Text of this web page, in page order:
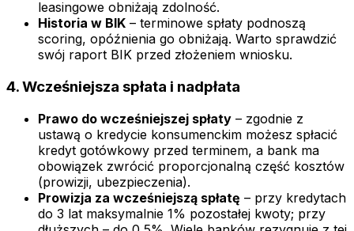
leasingowe obniżają zdolność.
Historia w BIK – terminowe spłaty podnoszą
scoring, opóźnienia go obniżają. Warto sprawdzić
swój raport BIK przed złożeniem wniosku.
4. Wcześniejsza spłata i nadpłata
Prawo do wcześniejszej spłaty – zgodnie z
ustawą o kredycie konsumenckim możesz spłacić
kredyt gotówkowy przed terminem, a bank ma
obowiązek zwrócić proporcjonalną część kosztów
(prowizji, ubezpieczenia).
Prowizja za wcześniejszą spłatę – przy kredytach
do 3 lat maksymalnie 1% pozostałej kwoty; przy